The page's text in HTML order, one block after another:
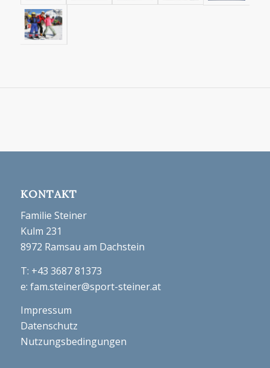
KONTAKT
Familie Steiner
Kulm 231
8972 Ramsau am Dachstein
T: +43 3687 81373
e: fam.steiner@sport-steiner.at
Impressum
Datenschutz
Nutzungsbedingungen